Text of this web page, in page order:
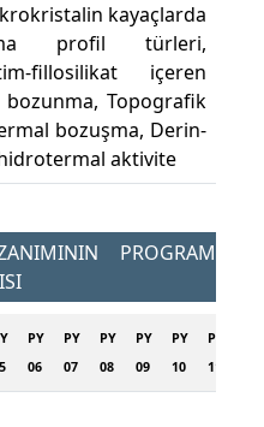
kayaçlarda
profil türleri,
fillosilikat içeren
bozunma, Topografik
bozuşma, Derin-
aktivite
PROGRAM
PY
06
PY
07
PY
08
PY
09
PY
10
PY
11